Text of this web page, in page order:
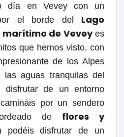
día en Vevey con un
el borde del Lago
marítimo de Veveyes
que hemos visto, con
de los Alpes
aguas tranquilas del
disfrutar de un entorno
por un sendero
de flores y
podéis disfrutar de un